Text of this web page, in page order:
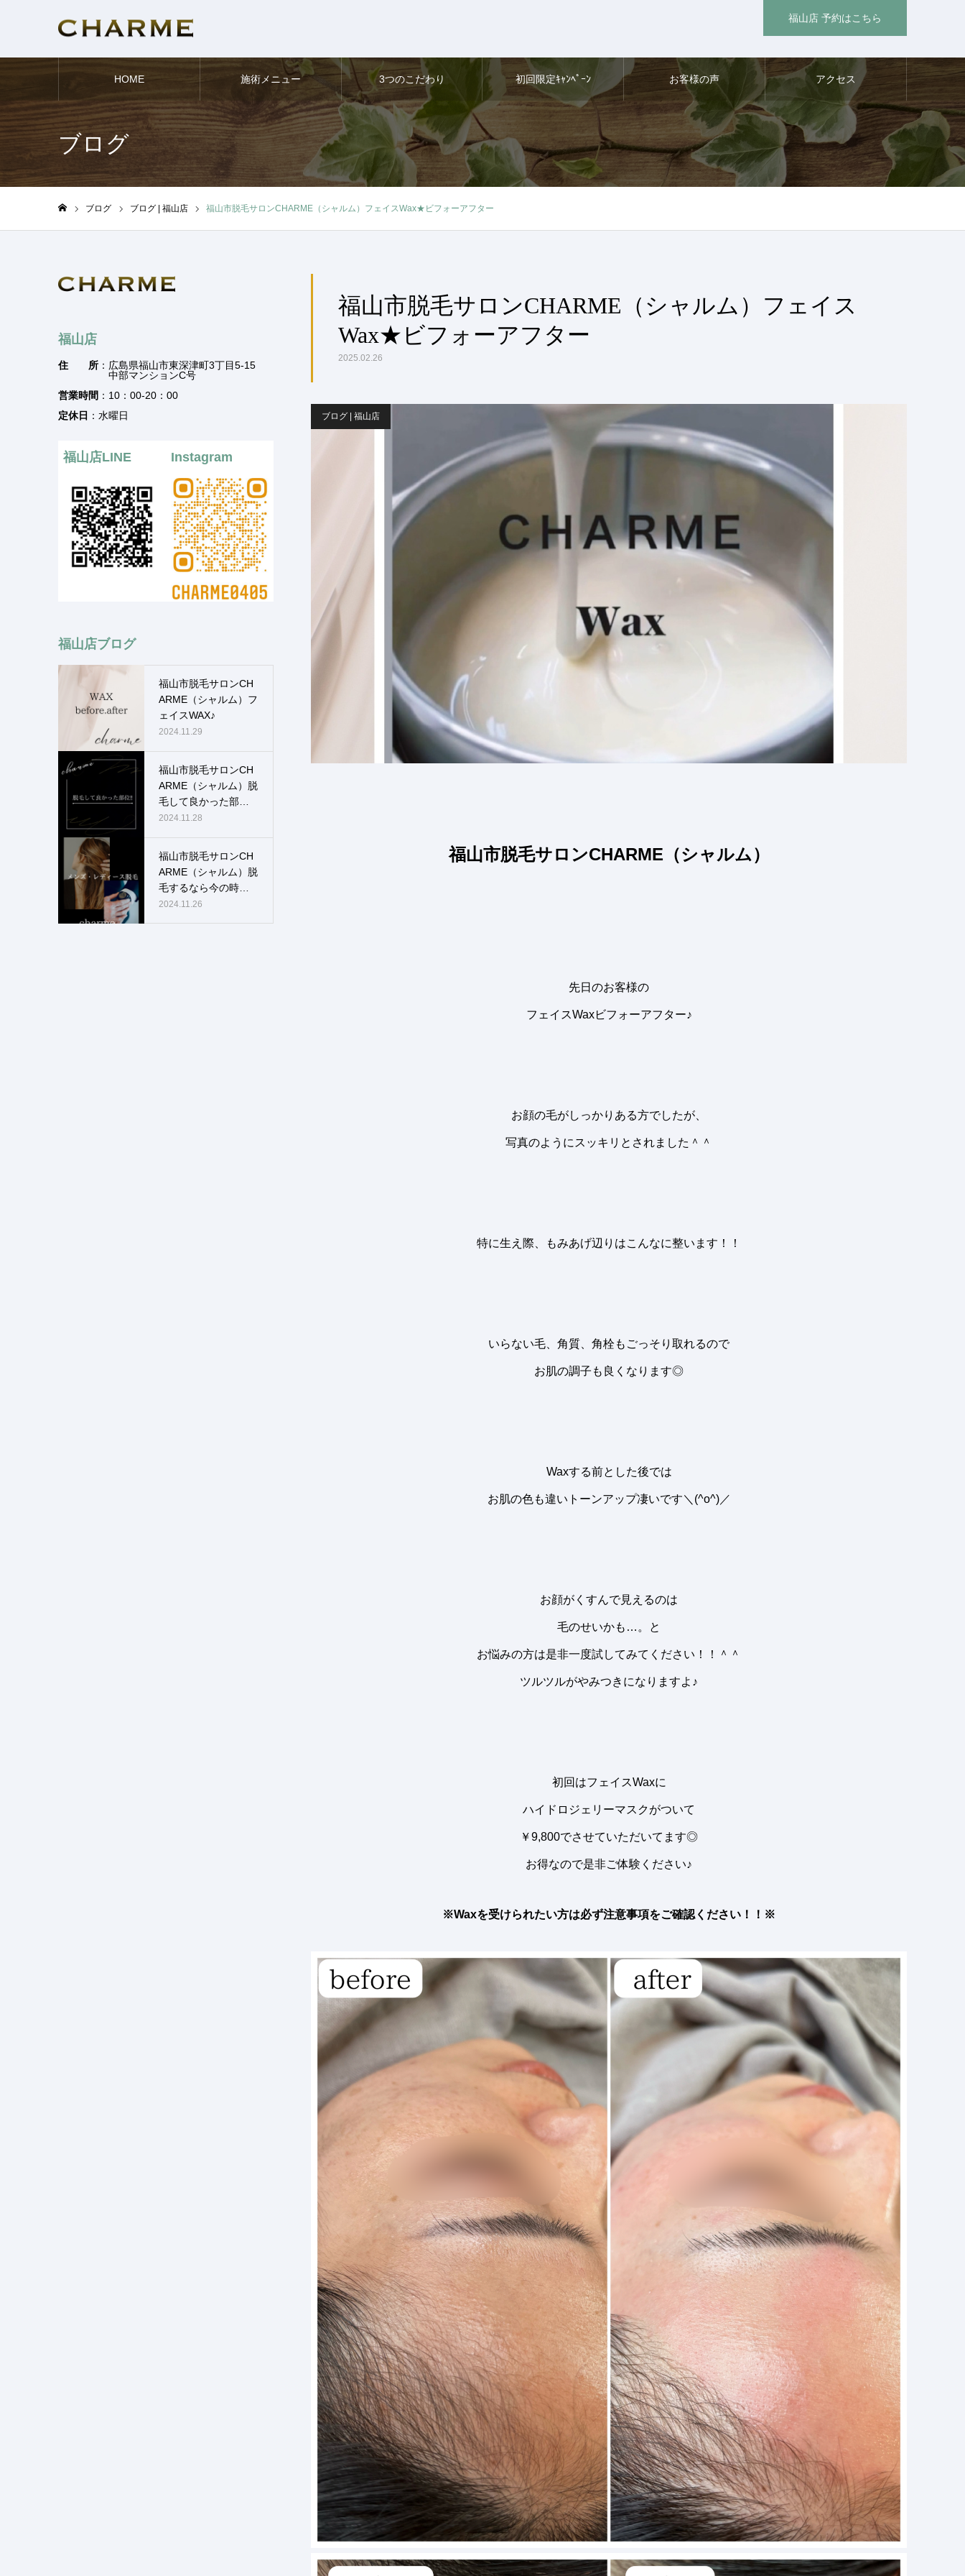
福山店 予約はこちら
HOME 施術メニュー 3つのこだわり 初回限定ｷｬﾝﾍﾟｰﾝ お客様の声 アクセス
ブログ
ブログ ブログ | 福山店 福山市脱毛サロンCHARME（シャルム）フェイスWax★ビフォーアフター
福山市脱毛サロンCHARME（シャルム）フェイス
Wax★ビフォーアフター
2025.02.26
ブログ | 福山店
福山市脱毛サロンCHARME（シャルム）
先日のお客様の
フェイスWaxビフォーアフター♪
お顔の毛がしっかりある方でしたが、
写真のようにスッキリとされました＾＾
特に生え際、もみあげ辺りはこんなに整います！！
いらない毛、角質、角栓もごっそり取れるので
お肌の調子も良くなります◎
Waxする前とした後では
お肌の色も違いトーンアップ凄いです＼(^o^)／
お顔がくすんで見えるのは
毛のせいかも…。と
お悩みの方は是非一度試してみてください！！＾＾
ツルツルがやみつきになりますよ♪
初回はフェイスWaxに
ハイドロジェリーマスクがついて
￥9,800でさせていただいてます◎
お得なので是非ご体験ください♪
※Waxを受けられたい方は必ず注意事項をご確認ください！！※
福山店
住 所 ：広島県福山市東深津町3丁目5-15
中部マンションC号
営業時間 ：10：00-20：00
定休日 ：水曜日
福山店LINE Instagram
福山店ブログ
福山市脱毛サロンCH
ARME（シャルム）フ
ェイスWAX♪
2024.11.29
福山市脱毛サロンCH
ARME（シャルム）脱
毛して良かった部
位！！
2024.11.28
福山市脱毛サロンCH
ARME（シャルム）脱
毛するなら今の時
期！！
2024.11.26